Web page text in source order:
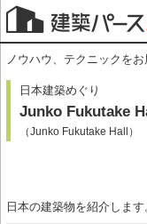
ノウハウ、テクニックを
日本建築めぐり
Junko Fukutake
（Junko Fukutake Hall）
日本の建築物を紹介しま